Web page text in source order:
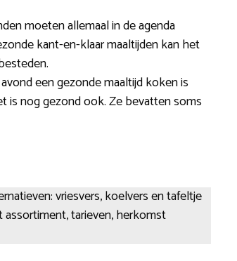
moeten allemaal in de agenda
kant-en-klaar maaltijden kan het
een gezonde maaltijd koken is
is nog gezond ook. Ze bevatten soms
vriesvers, koelvers en tafeltje
tarieven, herkomst